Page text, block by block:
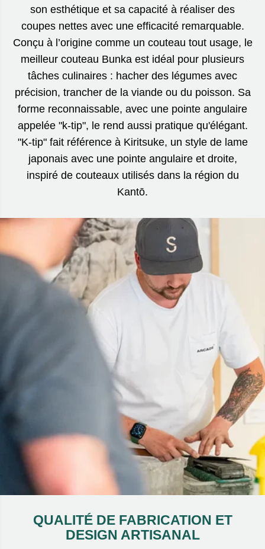
son esthétique et sa capacité à réaliser des
coupes nettes avec une efficacité remarquable.
Conçu à l’origine comme un couteau tout usage, le
meilleur couteau Bunka est idéal pour plusieurs
tâches culinaires : hacher des légumes avec
précision, trancher de la viande ou du poisson. Sa
forme reconnaissable, avec une pointe angulaire
appelée "k-tip", le rend aussi pratique qu'élégant.
"K-tip" fait référence à Kiritsuke, un style de lame
japonais avec une pointe angulaire et droite,
inspiré de couteaux utilisés dans la région du
Kantō.
QUALITÉ DE FABRICATION ET
DESIGN ARTISANAL